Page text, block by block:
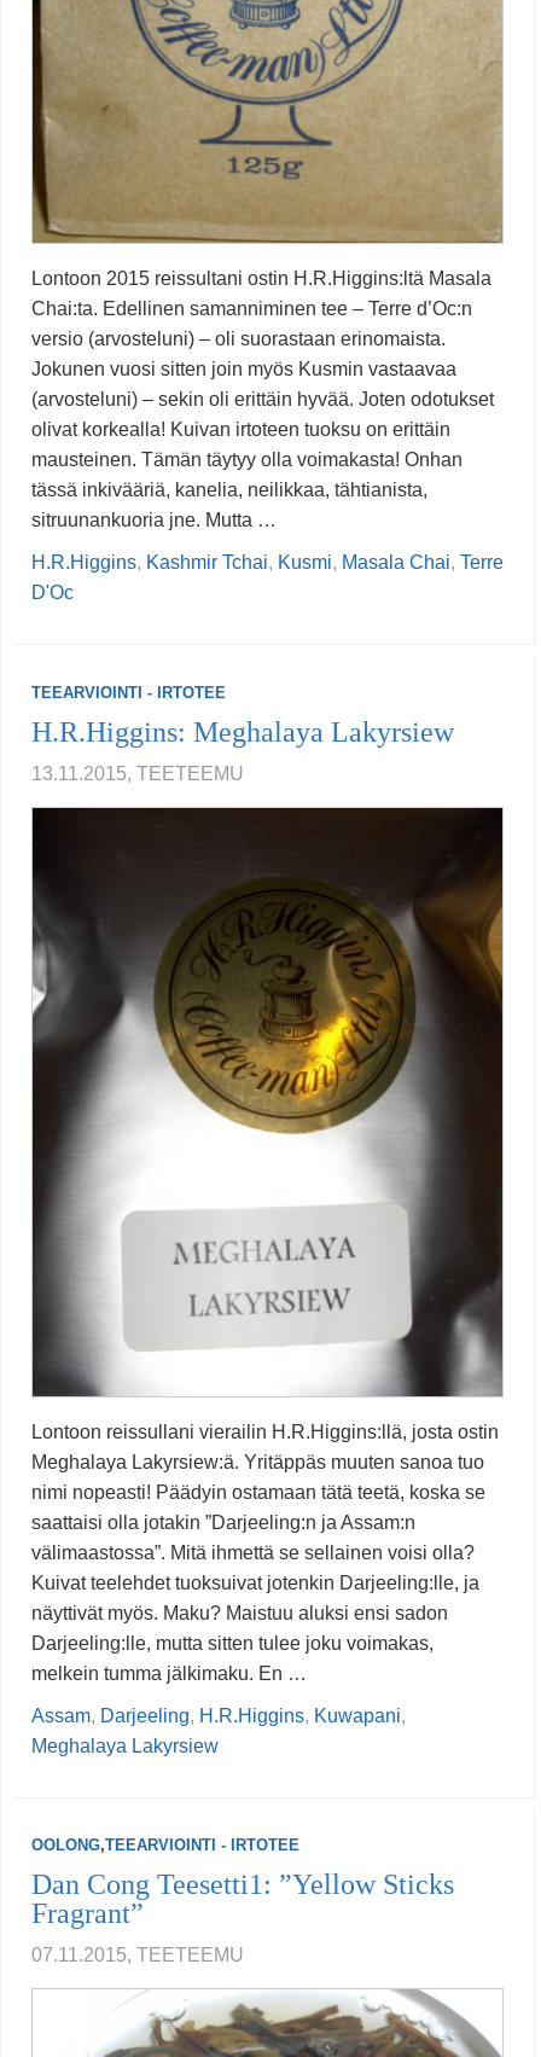
Lontoon 2015 reissultani ostin H.R.Higgins:ltä Masala
Chai:ta. Edellinen samanniminen tee – Terre d’Oc:n
versio (arvosteluni) – oli suorastaan erinomaista.
Jokunen vuosi sitten join myös Kusmin vastaavaa
(arvosteluni) – sekin oli erittäin hyvää. Joten odotukset
olivat korkealla! Kuivan irtoteen tuoksu on erittäin
mausteinen. Tämän täytyy olla voimakasta! Onhan
tässä inkivääriä, kanelia, neilikkaa, tähtianista,
sitruunankuoria jne. Mutta …
H.R.Higgins, Kashmir Tchai, Kusmi, Masala Chai, Terre
D'Oc
TEEARVIOINTI - IRTOTEE
H.R.Higgins: Meghalaya Lakyrsiew
13.11.2015, TEETEEMU
Lontoon reissullani vierailin H.R.Higgins:llä, josta ostin
Meghalaya Lakyrsiew:ä. Yritäppäs muuten sanoa tuo
nimi nopeasti! Päädyin ostamaan tätä teetä, koska se
saattaisi olla jotakin ”Darjeeling:n ja Assam:n
välimaastossa”. Mitä ihmettä se sellainen voisi olla?
Kuivat teelehdet tuoksuivat jotenkin Darjeeling:lle, ja
näyttivät myös. Maku? Maistuu aluksi ensi sadon
Darjeeling:lle, mutta sitten tulee joku voimakas,
melkein tumma jälkimaku. En …
Assam, Darjeeling, H.R.Higgins, Kuwapani,
Meghalaya Lakyrsiew
OOLONG,TEEARVIOINTI - IRTOTEE
Dan Cong Teesetti1: ”Yellow Sticks
Fragrant”
07.11.2015, TEETEEMU